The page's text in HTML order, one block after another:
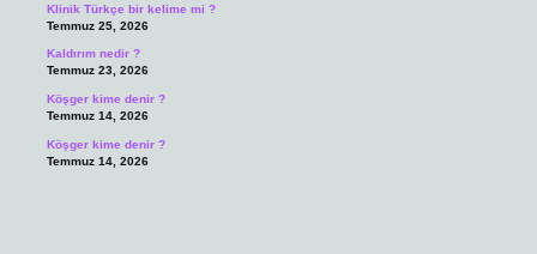
Klinik Türkçe bir kelime mi ?
Temmuz 25, 2026
Kaldırım nedir ?
Temmuz 23, 2026
Köşger kime denir ?
Temmuz 14, 2026
Köşger kime denir ?
Temmuz 14, 2026